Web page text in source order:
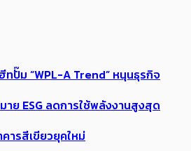
ทปั๊ม “WPL-A Trend” หนุนธุรกิจ
าย ESG ลดการใช้พลังงานสูงสุด
ารสีเขียวยุคใหม่